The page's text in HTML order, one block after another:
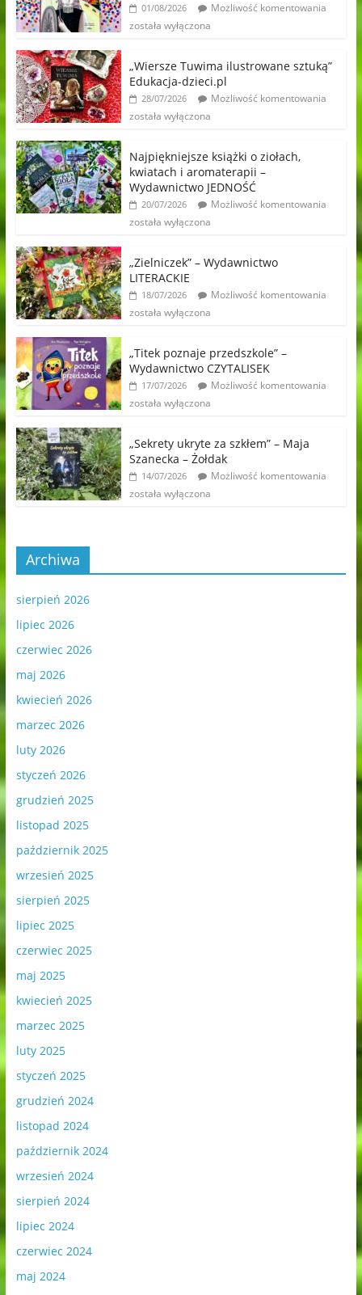
01/08/2026
Możliwość komentowania
została wyłączona
„Wiersze Tuwima ilustrowane sztuką”
Edukacja-dzieci.pl
28/07/2026
Możliwość komentowania
została wyłączona
Najpiękniejsze książki o ziołach,
kwiatach i aromaterapii –
Wydawnictwo JEDNOŚĆ
20/07/2026
Możliwość komentowania
została wyłączona
„Zielniczek” – Wydawnictwo
LITERACKIE
18/07/2026
Możliwość komentowania
została wyłączona
„Titek poznaje przedszkole” –
Wydawnictwo CZYTALISEK
17/07/2026
Możliwość komentowania
została wyłączona
„Sekrety ukryte za szkłem” – Maja
Szanecka – Żołdak
14/07/2026
Możliwość komentowania
została wyłączona
Archiwa
sierpień 2026
lipiec 2026
czerwiec 2026
maj 2026
kwiecień 2026
marzec 2026
luty 2026
styczeń 2026
grudzień 2025
listopad 2025
październik 2025
wrzesień 2025
sierpień 2025
lipiec 2025
czerwiec 2025
maj 2025
kwiecień 2025
marzec 2025
luty 2025
styczeń 2025
grudzień 2024
listopad 2024
październik 2024
wrzesień 2024
sierpień 2024
lipiec 2024
czerwiec 2024
maj 2024